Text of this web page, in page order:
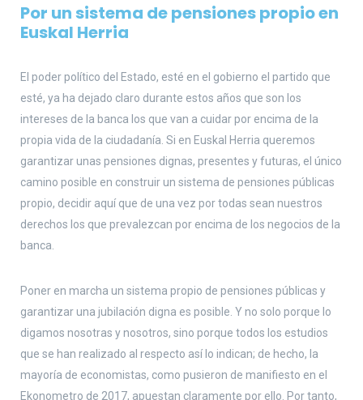
Por un sistema de pensiones propio en
Euskal Herria
El poder político del Estado, esté en el gobierno el partido que
esté, ya ha dejado claro durante estos años que son los
intereses de la banca los que van a cuidar por encima de la
propia vida de la ciudadanía. Si en Euskal Herria queremos
garantizar unas pensiones dignas, presentes y futuras, el único
camino posible en construir un sistema de pensiones públicas
propio, decidir aquí que de una vez por todas sean nuestros
derechos los que prevalezcan por encima de los negocios de la
banca.
Poner en marcha un sistema propio de pensiones públicas y
garantizar una jubilación digna es posible. Y no solo porque lo
digamos nosotras y nosotros, sino porque todos los estudios
que se han realizado al respecto así lo indican; de hecho, la
mayoría de economistas, como pusieron de manifiesto en el
Ekonometro de 2017, apuestan claramente por ello. Por tanto,